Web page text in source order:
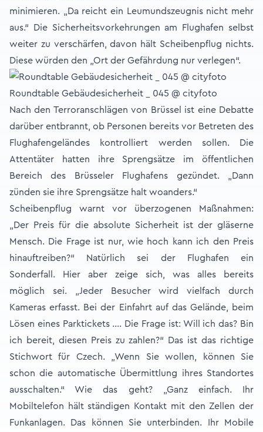
minimieren. „Da reicht ein Leumundszeugnis nicht mehr
aus.“ Die Sicherheitsvorkehrungen am Flughafen selbst
weiter zu verschärfen, davon hält Scheibenpflug nichts.
Diese würden den „Ort der Gefährdung nur verlegen“.
Roundtable Gebäudesicherheit _ 045 @ cityfoto
Nach den Terroranschlägen von Brüssel ist eine Debatte
darüber entbrannt, ob Personen bereits vor Betreten des
Flughafengeländes kontrolliert werden sollen. Die
Attentäter hatten ihre Sprengsätze im öffentlichen
Bereich des Brüsseler Flughafens gezündet. „Dann
zünden sie ihre Sprengsätze halt woanders.“
Scheibenpflug warnt vor überzogenen Maßnahmen:
„Der Preis für die absolute Sicherheit ist der gläserne
Mensch. Die Frage ist nur, wie hoch kann ich den Preis
hinauftreiben?“ Natürlich sei der Flughafen ein
Sonderfall. Hier aber zeige sich, was alles bereits
möglich sei. „Jeder Besucher wird vielfach durch
Kameras erfasst. Bei der Einfahrt auf das Gelände, beim
Lösen eines Parktickets …. Die Frage ist: Will ich das? Bin
ich bereit, diesen Preis zu zahlen?“ Das ist das richtige
Stichwort für Czech. „Wenn Sie wollen, können Sie
schon die automatische Übermittlung ihres Standortes
ausschalten.“ Wie das geht? „Ganz einfach. Ihr
Mobiltelefon hält ständigen Kontakt mit den Zellen der
Funkanlagen. Das können Sie unterbinden. Ihr Mobile